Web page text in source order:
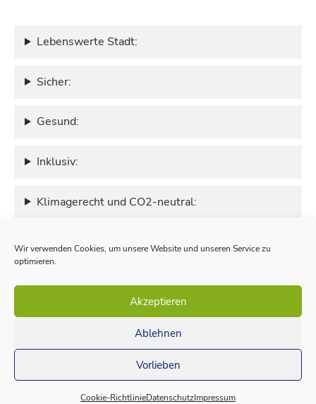
Wir verwenden Cookies, um unsere Website und unseren Service zu
optimieren.
Akzeptieren
Ablehnen
Vorlieben
Cookie-RichtlinieDatenschutzImpressum
Lebenswerte Stadt:
Sicher:
Gesund:
Inklusiv:
Klimagerecht und CO2-neutral:
Umweltschonend:
Wirtschaftlich sinnvoll:
© 2022 Hamburger Bündnis Mobilität